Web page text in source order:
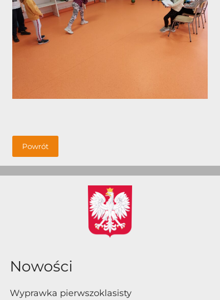
Powrót
Nowości
Wyprawka pierwszoklasisty